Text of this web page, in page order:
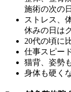
施術の次の
ストレス、
休みの日は
20代の頃に
仕事スピー
猫背、姿勢
身体も硬く